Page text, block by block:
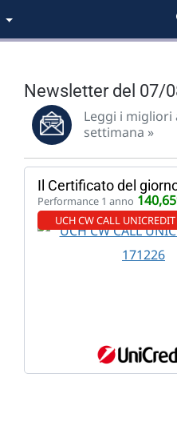
Newsletter del 07/
Leggi i migliori
settimana »
Il Certificato del
Performance 1 anno
UCH CW CALL